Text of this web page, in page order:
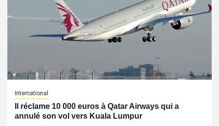
International
Il réclame 10 000 euros à Qatar Airways qui a
annulé son vol vers Kuala Lumpur